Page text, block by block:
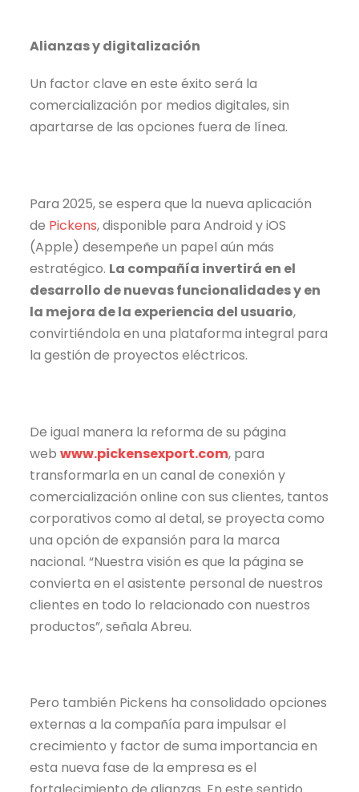
Alianzas y digitalización
Un factor clave en este éxito será la
comercialización por medios digitales, sin
apartarse de las opciones fuera de línea.
Para 2025, se espera que la nueva aplicación
de Pickens, disponible para Android y iOS
(Apple) desempeñe un papel aún más
estratégico. La compañía invertirá en el
desarrollo de nuevas funcionalidades y en
la mejora de la experiencia del usuario,
convirtiéndola en una plataforma integral para
la gestión de proyectos eléctricos.
De igual manera la reforma de su página
webwww.pickensexport.com, para
transformarla en un canal de conexión y
comercialización online con sus clientes, tantos
corporativos como al detal, se proyecta como
una opción de expansión para la marca
nacional. “Nuestra visión es que la página se
convierta en el asistente personal de nuestros
clientes en todo lo relacionado con nuestros
productos”, señala Abreu.
Pero también Pickens ha consolidado opciones
externas a la compañía para impulsar el
crecimiento y factor de suma importancia en
esta nueva fase de la empresa es el